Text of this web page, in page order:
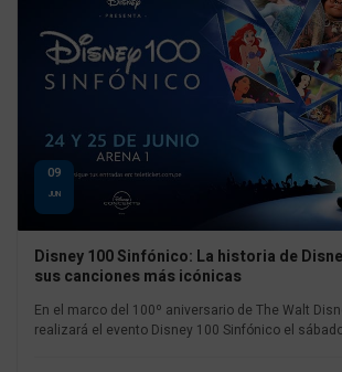
09
JUN
Disney 100 Sinfónico: La historia de
sus canciones más icónicas
En el marco del 100º aniversario de The Walt
realizará el evento Disney 100 Sinfónico el